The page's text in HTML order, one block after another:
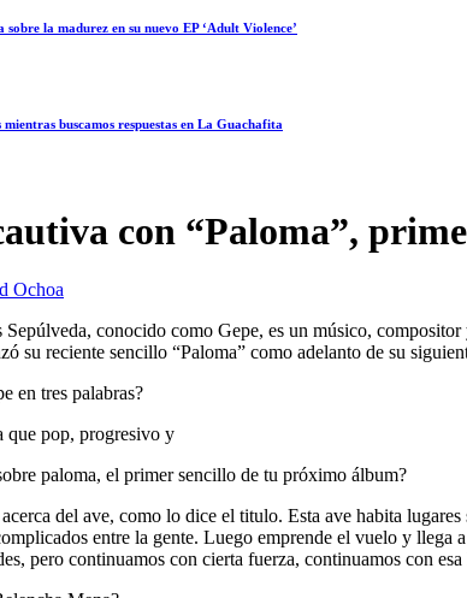
la madurez en su nuevo EP ‘Adult Violence’
buscamos respuestas en La Guachafita
con “Paloma”,
Ochoa
conocido como Gepe, es un músico,
su reciente sencillo “Paloma” como adelanto de su
en tres palabras?
pop, progresivo y
paloma, el primer sencillo de tu próximo álbum?
del ave, como lo dice el titulo. Esta ave habita
entre la gente. Luego emprende el vuelo y llega
pero continuamos con cierta fuerza, continuamos con